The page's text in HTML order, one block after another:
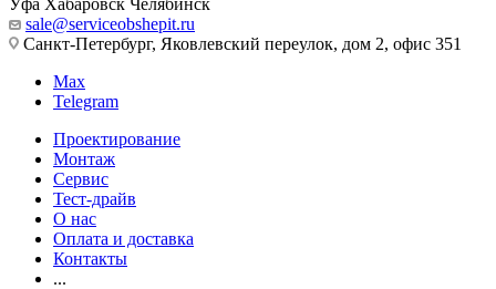
Уфа Хабаровск Челябинск
sale@serviceobshepit.ru
Санкт-Петербург, Яковлевский переулок, дом 2, офис 351
Max
Telegram
Проектирование
Монтаж
Сервис
Тест-драйв
О нас
Оплата и доставка
Контакты
...